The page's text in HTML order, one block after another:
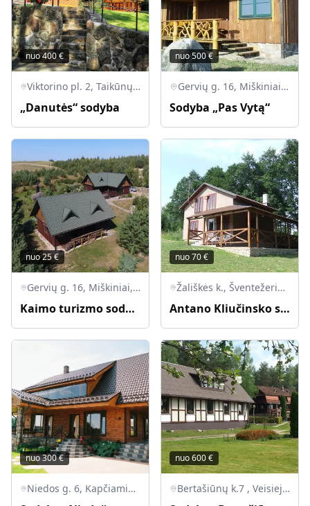
nuo400€
Viktorino pl. 2, Taikūnų k., Veisiejų sen., Lazdijų r.
„Danutės“ sodyba
nuo500€
Gervių g. 16, Miškiniai, LT-67047 Lazdijų r.
Sodyba „Pas Vytą“
nuo25€
Gervių g. 16, Miškiniai, 67372 Lazdijų r. sav., Lietuva
Kaimo turizmo sodyba "Pas Vytą"
nuo70€
Žališkės k., Šventežerio sen., LT-67204 Lazdijų r.
Antano Kliučinsko sodyba „Žališkė“
nuo300€
Niedos g. 6, Kapčiamiesčio sen., LT-67313 Lazdijų r.
nuo600€
Bertašiūnų k.7 , Veisiejų sen., 67300 Lazdijų r.